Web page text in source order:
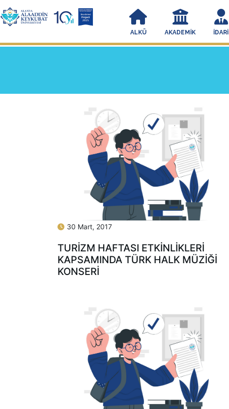
ALKÜ AKADEMIK İDARI
30 Mart, 2017
TURIZM HAFTASI ETKINLIKLERI
KAPSAMINDA TÜRK HALK MÜZIĞI
KONSERI